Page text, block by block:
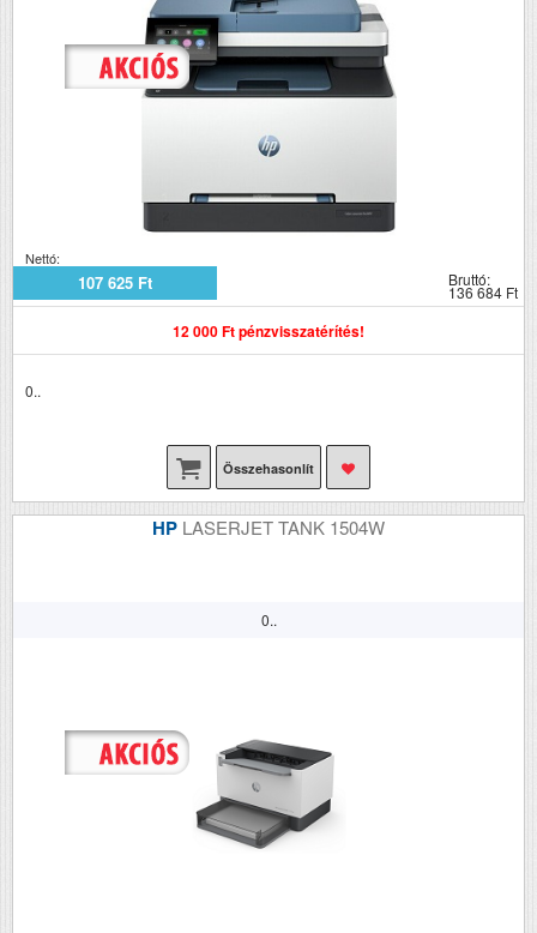
Nettó:
107 625 Ft Bruttó:
136 684 Ft
12 000 Ft pénzvisszatérítés!
0..
Összehasonlít
HP LASERJET TANK 1504W
0..